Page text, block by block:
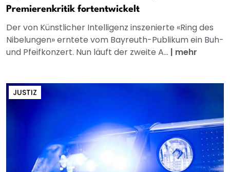
Premierenkritik fortentwickelt
Der von Künstlicher Intelligenz inszenierte «Ring des
Nibelungen» erntete vom Bayreuth-Publikum ein Buh-
und Pfeifkonzert. Nun läuft der zweite A... | mehr
JUSTIZ